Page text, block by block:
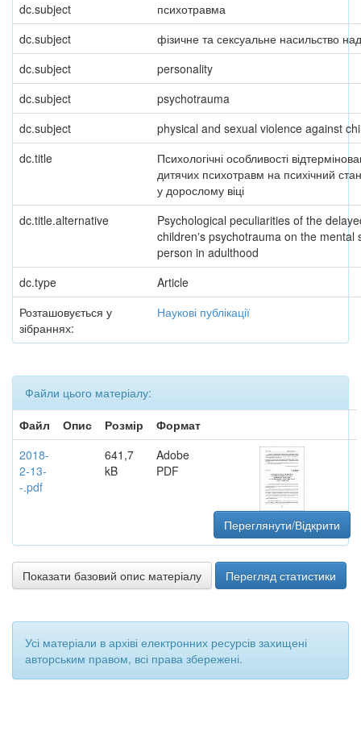
dc.subject
психотравма
dc.subject
фізичне та сексуальне насильство
dc.subject
personality
dc.subject
psychotrauma
dc.subject
physical and sexual violence against
dc.title
Психологічні особливості
дитячих психотравм на психічний
у дорослому віці
dc.title.alternative
Psychological peculiarities of the
childrenʼs psychotrauma on the mental
person in adulthood
dc.type
Article
Розташовується у
зібраннях:
Наукові публікації
Файли цього матеріалу:
Файл
Опис Розмір
Формат
2018-
2-13-
-.pdf
641,7
kB
Adobe
PDF
Переглянути/Відкрити
Показати базовий опис матеріалу Перегляд статистики
Усі матеріали в архіві електронних ресурсів захищені
авторським правом, всі права збережені.